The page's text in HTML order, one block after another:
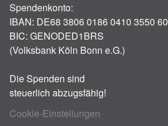
Spendenkonto:
IBAN: DE68 3806 0186 0410 3550 60
BIC: GENODED1BRS
(Volksbank Köln Bonn e.G.)
Die Spenden sind
steuerlich abzugsfähig!
Cookie-Einstellungen